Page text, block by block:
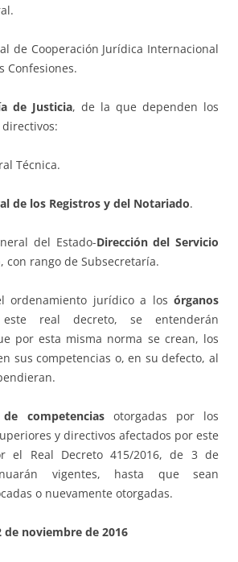
de Cooperación Jurídica Internacional
Confesiones.
de Justicia, de la que dependen los
Técnica.
de los Registros y del Notariado.
del Estado-Dirección del Servicio
, con rango de Subsecretaría.
ordenamiento jurídico a los órganos
real decreto, se entenderán
por esta misma norma se crean, los
sus competencias o, en su defecto, al
de competenciasotorgadas por los
y directivos afectados por este
el Real Decreto 415/2016, de 3 de
vigentes, hasta que sean
o nuevamente otorgadas.
de noviembre de 2016